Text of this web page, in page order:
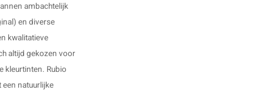
ambachtelijk
en diverse
kwalitatieve
altijd gekozen voor
kleurtinten. Rubio
natuurlijke